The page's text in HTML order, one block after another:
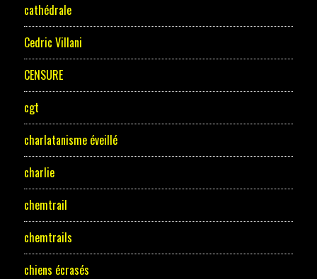
cathédrale
Cedric Villani
CENSURE
cgt
charlatanisme éveillé
charlie
chemtrail
chemtrails
chiens écrasés